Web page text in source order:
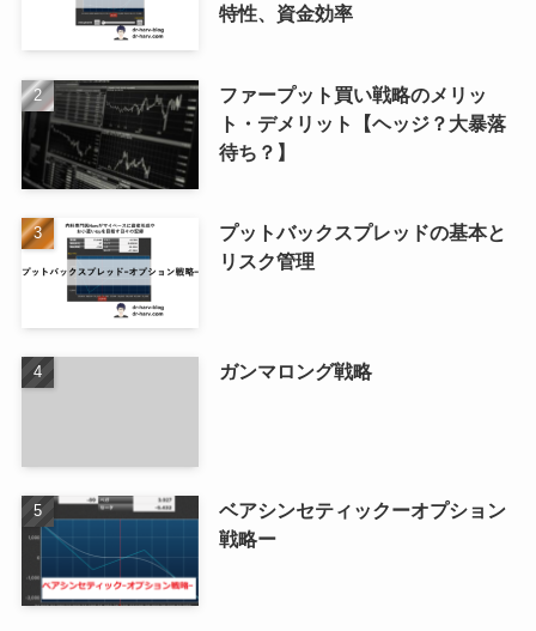
特性、資金効率
ファープット買い戦略のメリッ
ト・デメリット【ヘッジ？大暴落
待ち？】
プットバックスプレッドの基本と
リスク管理
ガンマロング戦略
ベアシンセティックーオプション
戦略ー